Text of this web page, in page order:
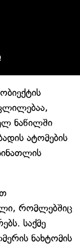
ნაწილში
ატომების
რომლებშიც
საქმე
ნახტომის